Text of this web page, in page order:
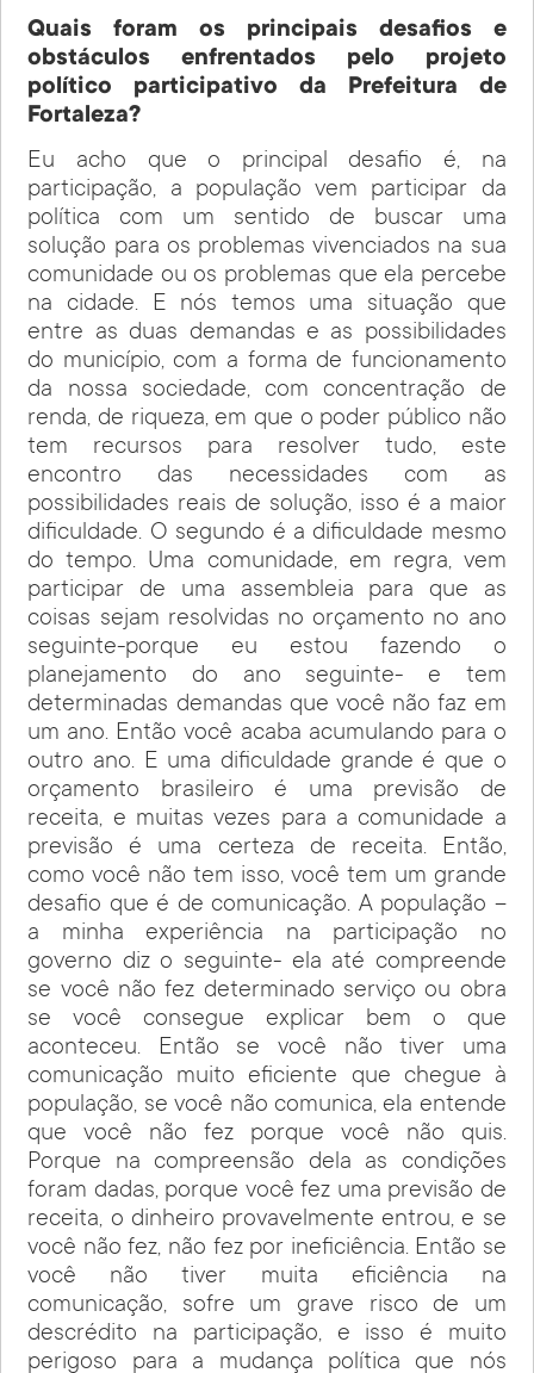
Quais foram os principais desafios e
obstáculos enfrentados pelo projeto
político participativo da Prefeitura de
Fortaleza?
Eu acho que o principal desafio é, na
participação, a população vem participar da
política com um sentido de buscar uma
solução para os problemas vivenciados na sua
comunidade ou os problemas que ela percebe
na cidade. E nós temos uma situação que
entre as duas demandas e as possibilidades
do município, com a forma de funcionamento
da nossa sociedade, com concentração de
renda, de riqueza, em que o poder público não
tem recursos para resolver tudo, este
encontro das necessidades com as
possibilidades reais de solução, isso é a maior
dificuldade. O segundo é a dificuldade mesmo
do tempo. Uma comunidade, em regra, vem
participar de uma assembleia para que as
coisas sejam resolvidas no orçamento no ano
seguinte-porque eu estou fazendo o
planejamento do ano seguinte- e tem
determinadas demandas que você não faz em
um ano. Então você acaba acumulando para o
outro ano. E uma dificuldade grande é que o
orçamento brasileiro é uma previsão de
receita, e muitas vezes para a comunidade a
previsão é uma certeza de receita. Então,
como você não tem isso, você tem um grande
desafio que é de comunicação. A população –
a minha experiência na participação no
governo diz o seguinte- ela até compreende
se você não fez determinado serviço ou obra
se você consegue explicar bem o que
aconteceu. Então se você não tiver uma
comunicação muito eficiente que chegue à
população, se você não comunica, ela entende
que você não fez porque você não quis.
Porque na compreensão dela as condições
foram dadas, porque você fez uma previsão de
receita, o dinheiro provavelmente entrou, e se
você não fez, não fez por ineficiência. Então se
você não tiver muita eficiência na
comunicação, sofre um grave risco de um
descrédito na participação, e isso é muito
perigoso para a mudança política que nós